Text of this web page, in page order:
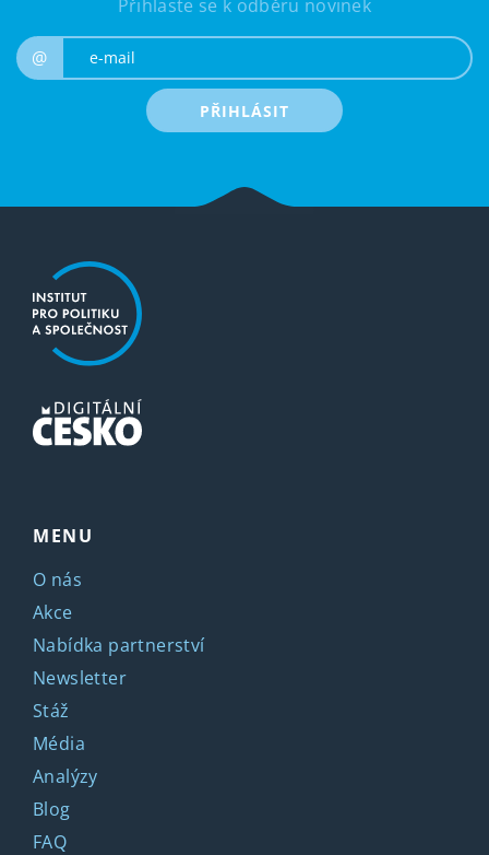
Přihlaste se k odběru novinek
@
PŘIHLÁSIT
MENU
O nás
Akce
Nabídka partnerství
Newsletter
Stáž
Média
Analýzy
Blog
FAQ